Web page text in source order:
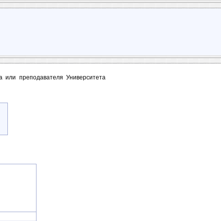
или преподавателя Университета